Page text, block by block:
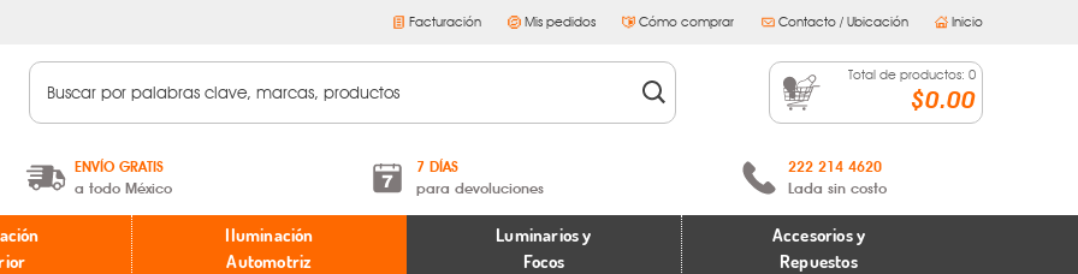
Facturación Mis pedidos Cómo comprar Contacto / Ubicación Inicio
Total de productos: 0
$0.00
ENVÍO GRATIS
a todo México
A partir de $599 MXN.
* Aplican restricciones
7 DÍAS
para devoluciones
Términos y condiciones
Políticas de devoluciones
222 214 4620
Lada sin costo
Iluminación
Automotriz
Luminarios y
Focos
Accesorios y
Repuestos